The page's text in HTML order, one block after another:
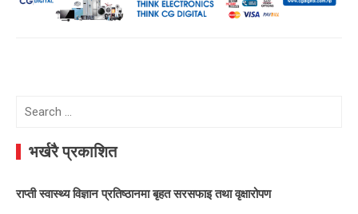
Search
भर्खरै प्रकाशित
राप्ती स्वास्थ्य विज्ञान प्रतिष्ठानमा बृहत सरसफाइ तथा वृक्षारोपण